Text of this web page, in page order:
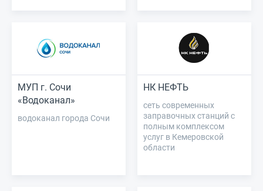
МУП г. Сочи
«Водоканал»
водоканал города Сочи
НК НЕФТЬ
сеть современных
заправочных станций с
полным комплексом
услуг в Кемеровской
области